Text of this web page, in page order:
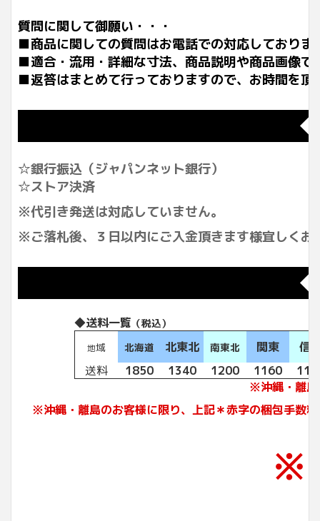
質問に関して御願い・・・
■商品に関しての質問はお電話での対応しており
■適合・流用・詳細な寸法、商品説明や商品画像
■返答はまとめて行っておりますので、お時間を頂
☆銀行振込（ジャパンネット銀行）
☆ストア決済
※代引き発送は対応していません。
※ご落札後、３日以内にご入金頂きます様宜しくお
◆送料一覧 （税込）
地域 北海道 北東北 南東北 関東
信
送料
1850 1340 1200 1160
※沖縄・離島
※沖縄・離島のお客様に限り、上記＊赤字の梱包手数
※